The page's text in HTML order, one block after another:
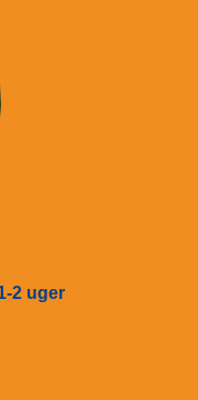
2 uger